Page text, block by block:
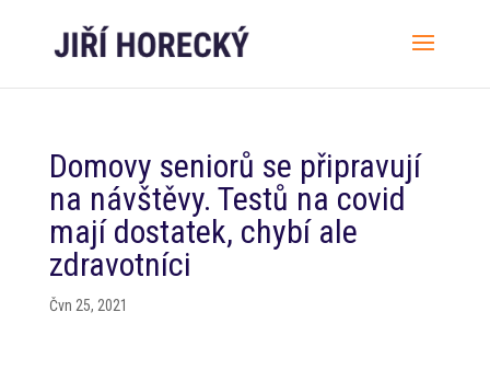
Domovy seniorů se připravují
na návštěvy. Testů na covid
mají dostatek, chybí ale
zdravotníci
Čvn 25, 2021